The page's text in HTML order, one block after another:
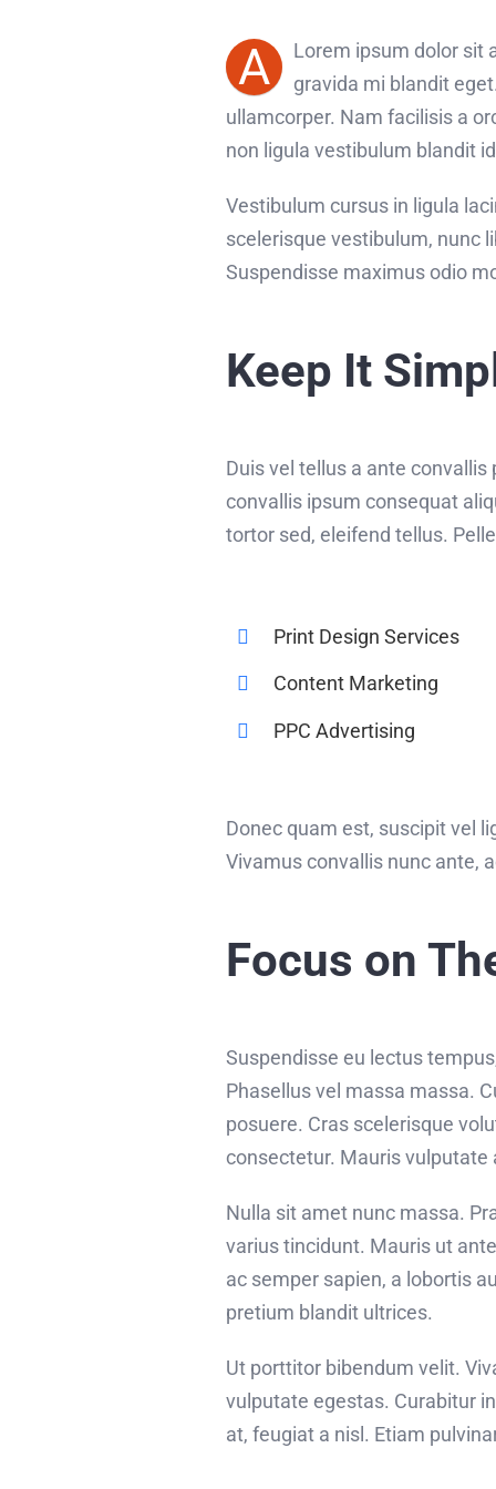
A
Lorem ipsum dolor sit
gravida mi blandit
ullamcorper. Nam facilisis a
non ligula vestibulum blandit
Vestibulum cursus in ligula
scelerisque vestibulum, nunc
Suspendisse maximus odio
Keep It
Duis vel tellus a ante
convallis ipsum consequat
tortor sed, eleifend tellus.
Print Design Services
Content Marketing
PPC Advertising
Donec quam est, suscipit vel
Vivamus convallis nunc ante,
Focus on
Suspendisse eu lectus
Phasellus vel massa massa.
posuere. Cras scelerisque
consectetur. Mauris
Nulla sit amet nunc massa.
varius tincidunt. Mauris ut
ac semper sapien, a lobortis
pretium blandit ultrices.
Ut porttitor bibendum velit.
vulputate egestas. Curabitur
at, feugiat a nisl. Etiam